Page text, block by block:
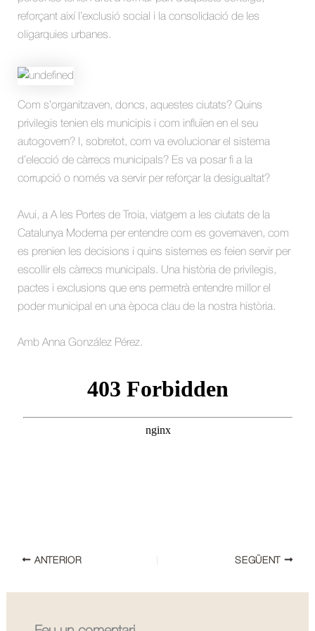
reforçant així l’exclusió social i la consolidació de les
oligarquies urbanes.
Com s’organitzaven, doncs, aquestes ciutats? Quins
privilegis tenien els municipis i com influïen en el seu
autogovern? I, sobretot, com va evolucionar el sistema
d’elecció de càrrecs municipals? Es va posar fi a la
corrupció o només va servir per reforçar la desigualtat?
Avui, a A les Portes de Troia, viatgem a les ciutats de la
Catalunya Moderna per entendre com es governaven, com
es prenien les decisions i quins sistemes es feien servir per
escollir els càrrecs municipals. Una història de privilegis,
pactes i exclusions que ens permetrà entendre millor el
poder municipal en una època clau de la nostra història.
Amb Anna González Pérez.
ANTERIOR SEGÜENT